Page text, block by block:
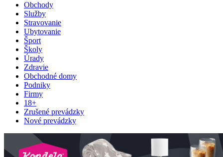
Obchody
Služby
Stravovanie
Ubytovanie
Šport
Školy
Úrady
Zdravie
Obchodné domy
Podniky
Firmy
18+
Zrušené prevádzky
Nové prevádzky